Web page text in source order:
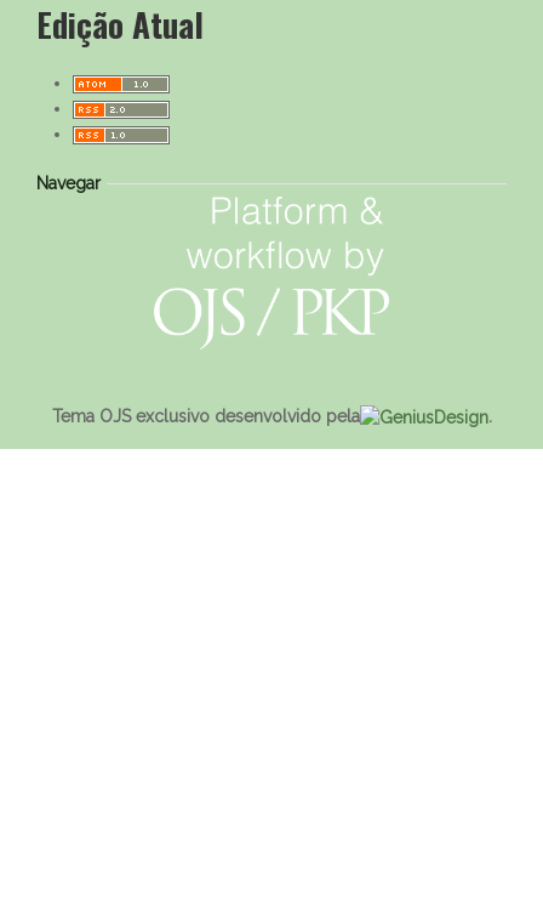
Edição Atual
Navegar
Tema OJS exclusivo desenvolvido pela .